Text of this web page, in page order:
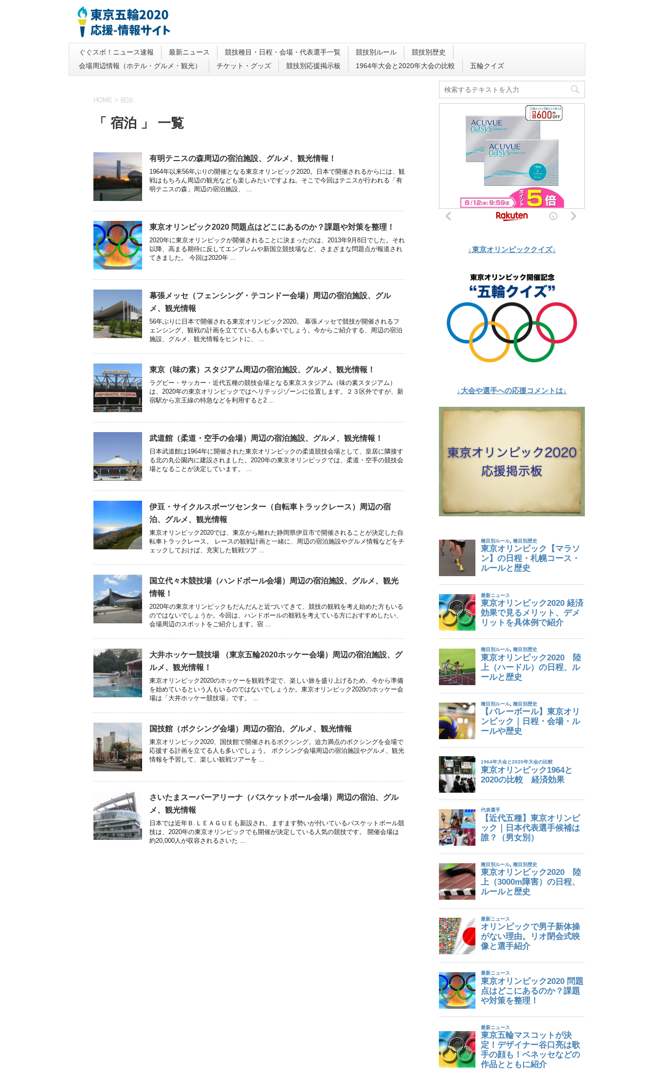
ぐぐスポ！ニュース速報 最新ニュース 競技種目・日程・会場・代表選手一覧 競技別ルール
競技別歴史
会場周辺情報（ホテル・グルメ・観光）
チケット・グッズ 競技別応援掲示板 1964年大会と2020年大会の比較 五輪クイズ
HOME > 宿泊
「 宿泊 」 一覧
有明テニスの森周辺の宿泊施設、グルメ、観光情報！
1964年以来56年ぶりの開催となる東京オリンピック2020。日本で開催されるからには、観
戦はもちろん周辺の観光なども楽しみたいですよね。そこで今回はテニスが行われる「有
明テニスの森」周辺の宿泊施設、 ...
東京オリンピック2020 問題点はどこにあるのか？課題や対策を整理！
2020年に東京オリンピックが開催されることに決まったのは、2013年9月8日でした。それ
以降、高まる期待に反してエンブレムや新国立競技場など、さまざまな問題点が報道され
てきました。 今回は2020年 ...
幕張メッセ（フェンシング・テコンドー会場）周辺の宿泊施設、グル
メ、観光情報
56年ぶりに日本で開催される東京オリンピック2020。 幕張メッセで競技が開催されるフ
ェンシング、観戦の計画を立てている人も多いでしょう。今からご紹介する、周辺の宿泊
施設、グルメ、観光情報をヒントに、 ...
東京（味の素）スタジアム周辺の宿泊施設、グルメ、観光情報！
ラグビー・サッカー・近代五種の競技会場となる東京スタジアム（味の素スタジアム）
は、2020年の東京オリンピックではヘリテッジゾーンに位置します。２３区外ですが、新
宿駅から京王線の特急などを利用すると2 ...
武道館（柔道・空手の会場）周辺の宿泊施設、グルメ、観光情報！
日本武道館は1964年に開催された東京オリンピックの柔道競技会場として、皇居に隣接す
る北の丸公園内に建設されました。2020年の東京オリンピックでは、柔道・空手の競技会
場となることが決定しています。 ...
伊豆・サイクルスポーツセンター（自転車トラックレース）周辺の宿
泊、グルメ、観光情報
東京オリンピック2020では、東京から離れた静岡県伊豆市で開催されることが決定した自
転車トラックレース。 レースの観戦計画と一緒に、周辺の宿泊施設やグルメ情報などをチ
ェックしておけば、充実した観戦ツア ...
国立代々木競技場（ハンドボール会場）周辺の宿泊施設、グルメ、観光
情報！
2020年の東京オリンピックもだんだんと近づいてきて、競技の観戦を考え始めた方もいる
のではないでしょうか。今回は、ハンドボールの観戦を考えている方におすすめしたい、
会場周辺のスポットをご紹介します。宿 ...
大井ホッケー競技場 （東京五輪2020ホッケー会場）周辺の宿泊施設、グ
ルメ、観光情報！
東京オリンピック2020のホッケーを観戦予定で、楽しい旅を盛り上げるため、今から準備
を始めているという人もいるのではないでしょうか。東京オリンピック2020のホッケー会
場は「大井ホッケー競技場」です。 ...
国技館（ボクシング会場）周辺の宿泊、グルメ、観光情報
東京オリンピック2020、国技館で開催されるボクシング。迫力満点のボクシングを会場で
応援する計画を立てる人も多いでしょう。 ボクシング会場周辺の宿泊施設やグルメ、観光
情報を予習して、楽しい観戦ツアーを ...
さいたまスーパーアリーナ（バスケットボール会場）周辺の宿泊、グル
メ、観光情報
日本では近年Ｂ.ＬＥＡＧＵＥも新設され、ますます勢いが付いているバスケットボール競
技は、2020年の東京オリンピックでも開催が決定している人気の競技です。 開催会場は
約20,000人が収容されるさいた ...
↓東京オリンピッククイズ↓
↓大会や選手への応援コメントは↓